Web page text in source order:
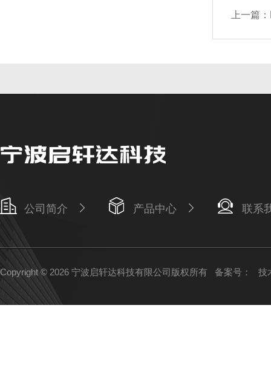
上一篇：
公司简介 产品中心 联系
Copyright © 2026 宁波启轩达科技有限公司版权所有 备案号： 技